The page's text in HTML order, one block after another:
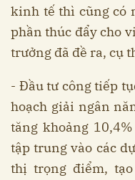
kinh tế thì cũng có
phần thúc đẩy cho
trưởng đã đề ra, cụ
- Đầu tư công tiếp
hoạch giải ngân
tăng khoảng
tập trung vào các
thị trọng điểm,